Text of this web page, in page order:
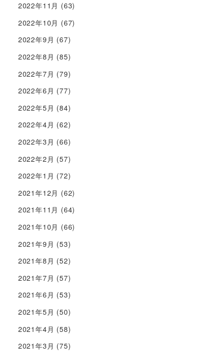
2022年11月 (63)
2022年10月 (67)
2022年9月 (67)
2022年8月 (85)
2022年7月 (79)
2022年6月 (77)
2022年5月 (84)
2022年4月 (62)
2022年3月 (66)
2022年2月 (57)
2022年1月 (72)
2021年12月 (62)
2021年11月 (64)
2021年10月 (66)
2021年9月 (53)
2021年8月 (52)
2021年7月 (57)
2021年6月 (53)
2021年5月 (50)
2021年4月 (58)
2021年3月 (75)